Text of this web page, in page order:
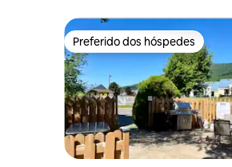
Preferido dos hóspedes
Preferido dos hóspedes